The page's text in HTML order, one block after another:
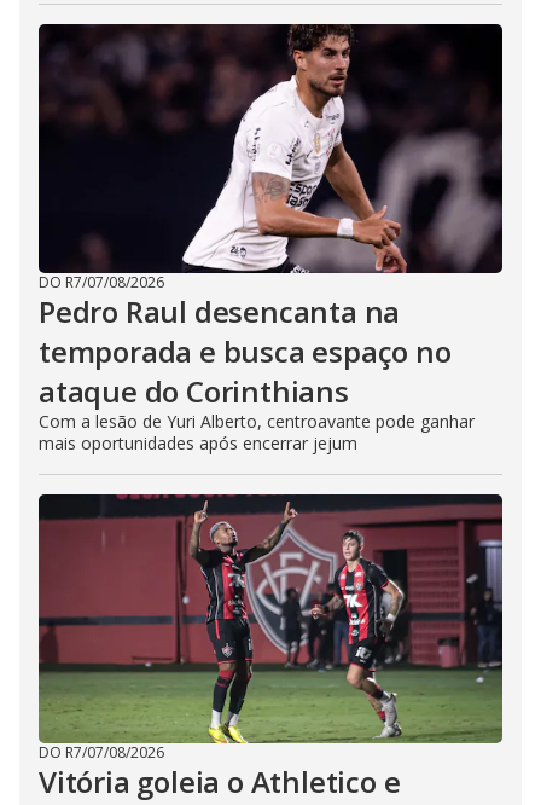
DO R7/07/08/2026
Pedro Raul desencanta na
temporada e busca espaço no
ataque do Corinthians
Com a lesão de Yuri Alberto, centroavante pode ganhar
mais oportunidades após encerrar jejum
DO R7/07/08/2026
Vitória goleia o Athletico e